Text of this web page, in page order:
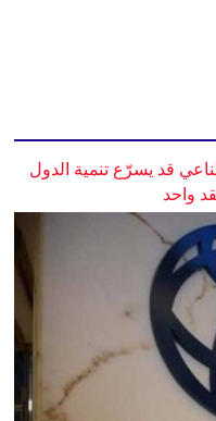
قد يسرّع تنمية الدول
واحد